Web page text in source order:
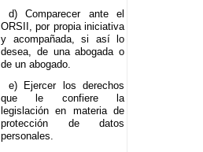
d) Comparecer ante el
ORSII, por propia iniciativa
y acompañada, si así lo
desea, de una abogada o
de un abogado.
e) Ejercer los derechos
que le confiere la
legislación en materia de
protección de datos
personales.